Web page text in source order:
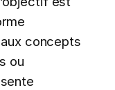
concepts
ou